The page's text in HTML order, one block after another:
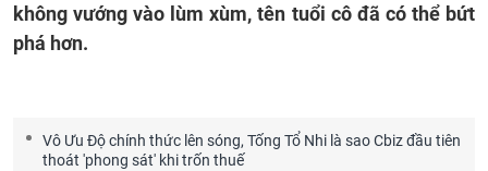
không vướng vào lùm xùm, tên tuổi cô đã có thể bứt
phá hơn.
Vô Ưu Độ chính thức lên sóng, Tống Tổ Nhi là sao Cbiz đầu tiên
thoát 'phong sát' khi trốn thuế